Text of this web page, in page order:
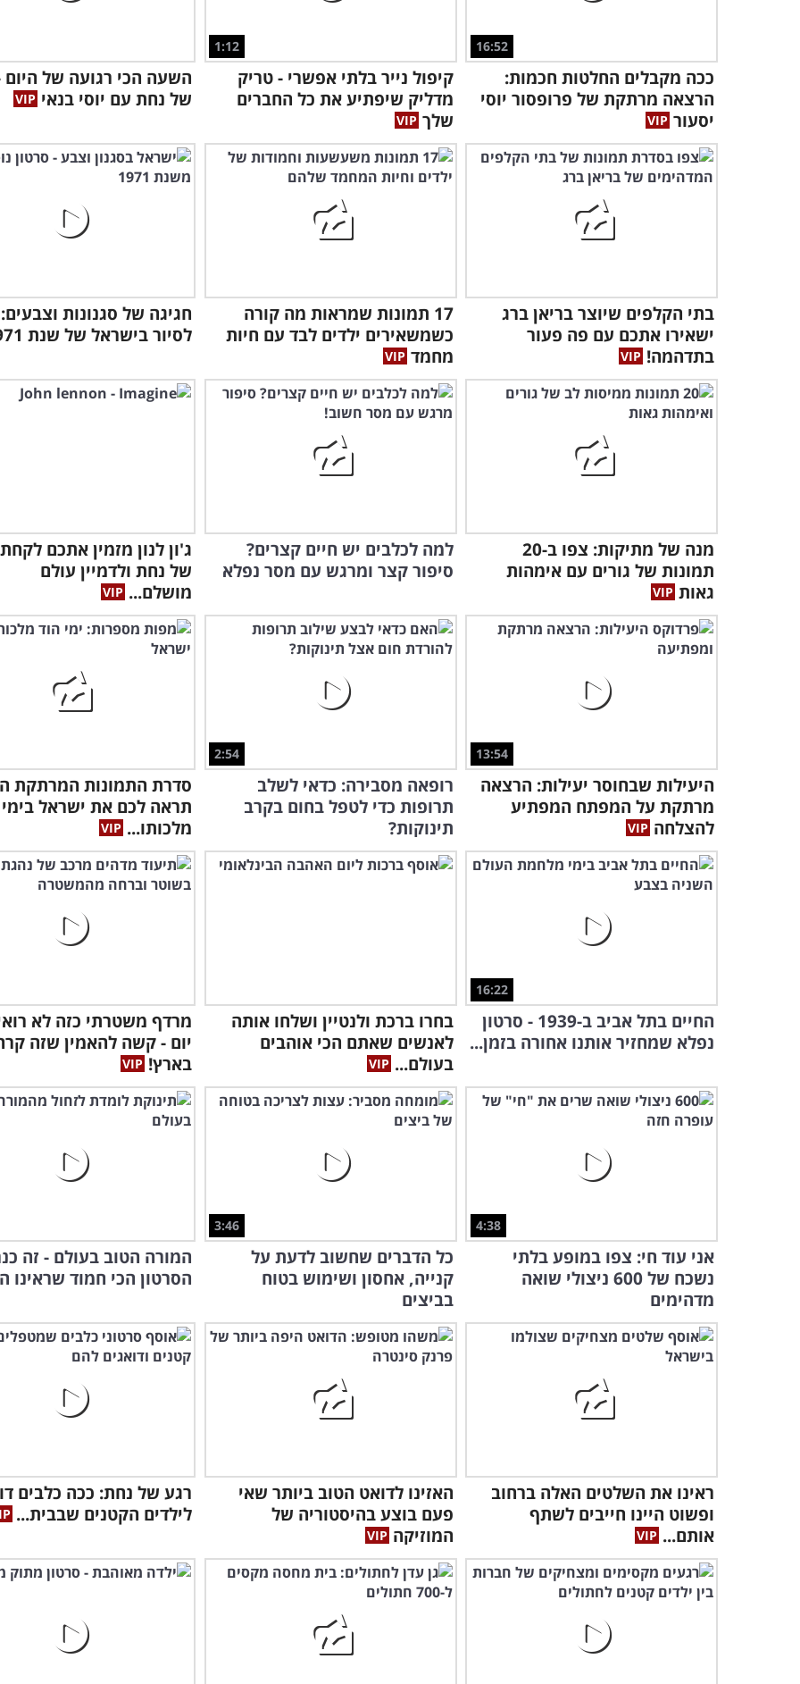
16:52
ככה מקבלים החלטות חכמות:
הרצאה מרתקת של פרופסור יוסי
יסעור
1:12
קיפול נייר בלתי אפשרי - טריק
מדליק שיפתיע את כל החברים
שלך
השעה הכי רגועה של היום
של נחת עם יוסי בנאי
בתי הקלפים שיוצר בריאן ברג
ישאירו אתכם עם פה פעור
בתדהמה!
17 תמונות שמראות מה קורה
כשמשאירים ילדים לבד עם חיות
מחמד
חגיגה של סגנונות
לסיור בישראל של שנת 1971
מנה של מתיקות: צפו ב-20
תמונות של גורים עם אימהות
גאות
למה לכלבים יש חיים קצרים?
סיפור קצר ומרגש עם מסר נפלא
ג'ון לנון מזמין אתכם
של נחת ולדמיין עולם
מושלם...
13:54
היעילות שבחוסר יעילות: הרצאה
מרתקת על המפתח המפתיע
להצלחה
2:54
רופאה מסבירה: כדאי לשלב
תרופות כדי לטפל בחום בקרב
תינוקות?
סדרת התמונות המרתקת
תראה לכם את ישראל בימי
מלכותו...
16:22
החיים בתל אביב ב-1939 - סרטון
נפלא שמחזיר אותנו אחורה בזמן...
בחרו ברכת ולנטיין ושלחו אותה
לאנשים שאתם הכי אוהבים
בעולם...
מרדף משטרתי כזה לא
יום - קשה להאמין שזה
בארץ!
4:38
אני עוד חי: צפו במופע בלתי
נשכח של 600 ניצולי שואה
מדהימים
3:46
כל הדברים שחשוב לדעת על
קנייה, אחסון ושימוש בטוח
בביצים
המורה הטוב בעולם - זה
הסרטון הכי חמוד שראינו
ראינו את השלטים האלה ברחוב
ופשוט היינו חייבים לשתף
אותם...
האזינו לדואט הטוב ביותר שאי
פעם בוצע בהיסטוריה של
המוזיקה
רגע של נחת: ככה כלבים
לילדים הקטנים שבבית...